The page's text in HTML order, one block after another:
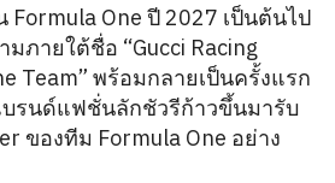
One ปี 2027 เป็นต้นไป
ภายใต้ชื่อ “Gucci Racing
Team” พร้อมกลายเป็นครั้งแรก
รนด์แฟชั่นลักชัวรีก้าวขึ้นมารับ
ของทีม Formula One อย่าง